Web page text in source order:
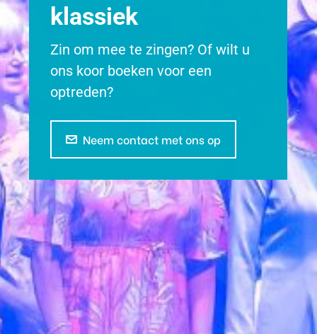
klassiek
Zin om mee te zingen? Of wilt u
ons koor boeken voor een
optreden?
Neem contact met ons op